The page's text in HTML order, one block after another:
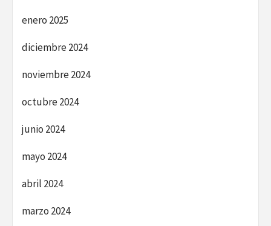
enero 2025
diciembre 2024
noviembre 2024
octubre 2024
junio 2024
mayo 2024
abril 2024
marzo 2024